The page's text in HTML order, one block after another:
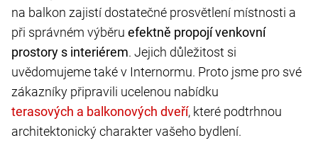
na balkon zajistí dostatečné prosvětlení místnosti a
při správném výběru efektně propojí venkovní
prostory s interiérem. Jejich důležitost si
uvědomujeme také v Internormu. Proto jsme pro své
zákazníky připravili ucelenou nabídku
, které podtrhnou
architektonický charakter vašeho bydlení.